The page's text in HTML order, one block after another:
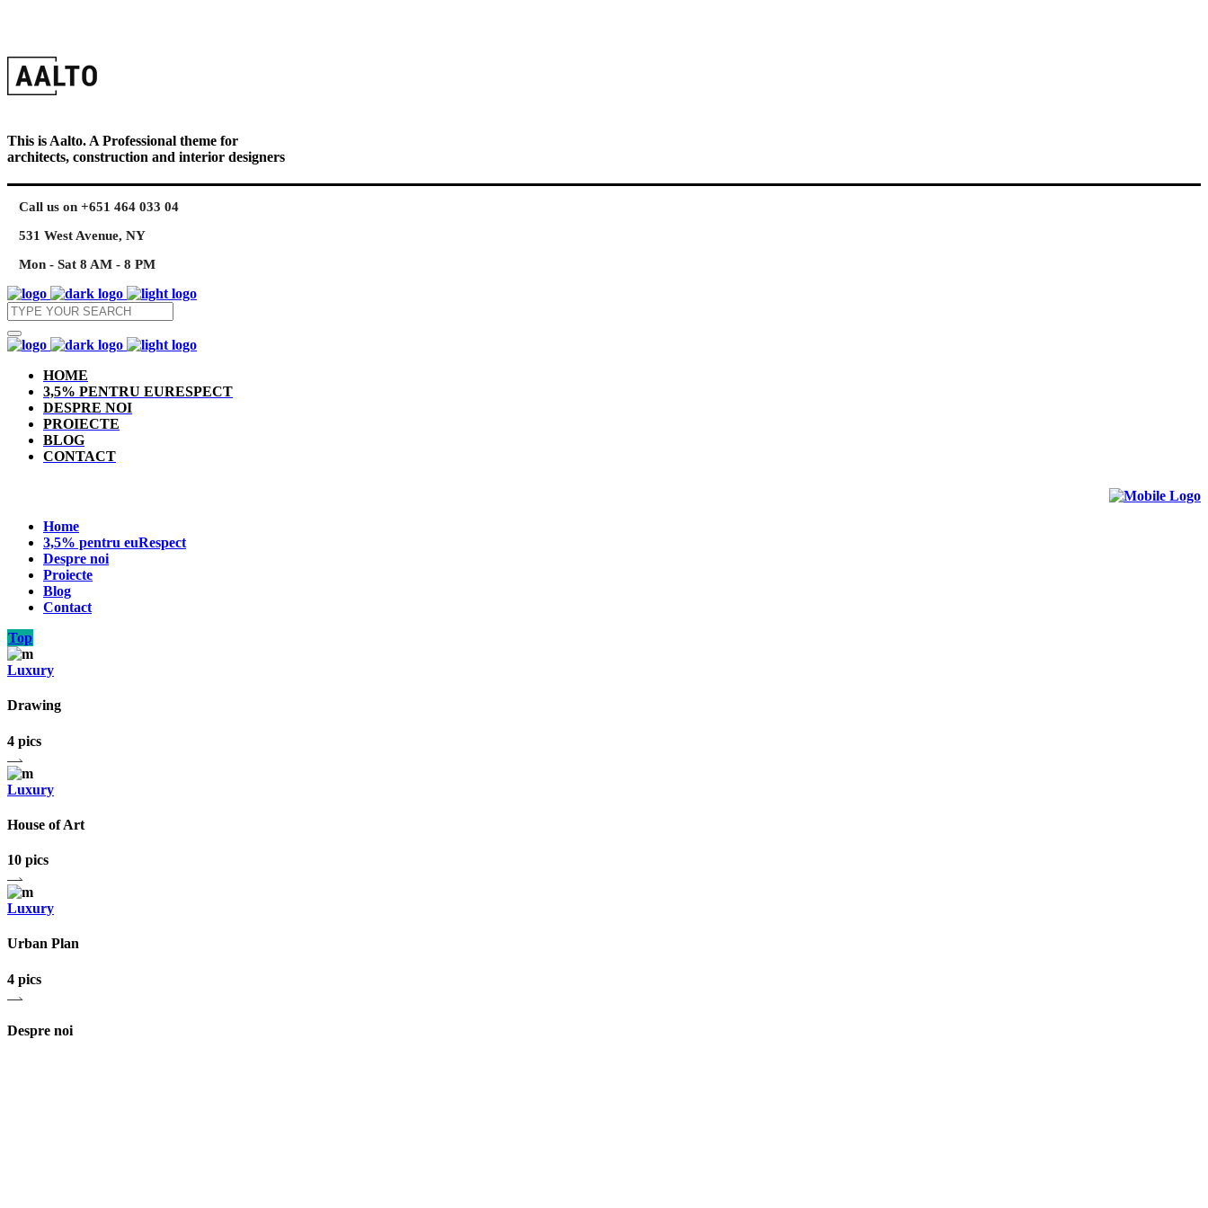
This is Aalto. A Professional theme for
architects, construction and interior designers
Call us on +651 464 033 04
531 West Avenue, NY
Mon - Sat 8 AM - 8 PM
HOME
3,5% PENTRU EURESPECT
DESPRE NOI
PROIECTE
BLOG
CONTACT
Home
3,5% pentru euRespect
Despre noi
Proiecte
Blog
Contact
Top
Luxury
Drawing
4 pics
Luxury
House of Art
10 pics
Luxury
Urban Plan
4 pics
Despre noi